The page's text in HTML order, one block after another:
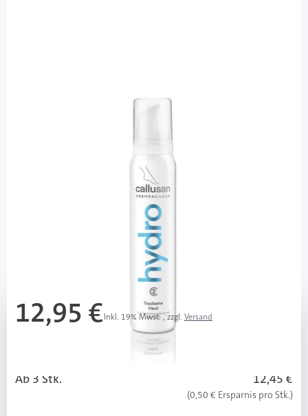
Callusan hydro Cremeschaum /
Fußpflege - 5% Urea bei trockener Haut
PZN: 02732919 / Diashop.de Kat.-Nr.
Lieferzeit 1-3 Werktage
12,95 €Inkl. 19% Mwst.,zzgl. Versand
99,60 € / 1 l
Ab 3 Stk. 12,45 €
(0,50 € Ersparnis pro Stk.)